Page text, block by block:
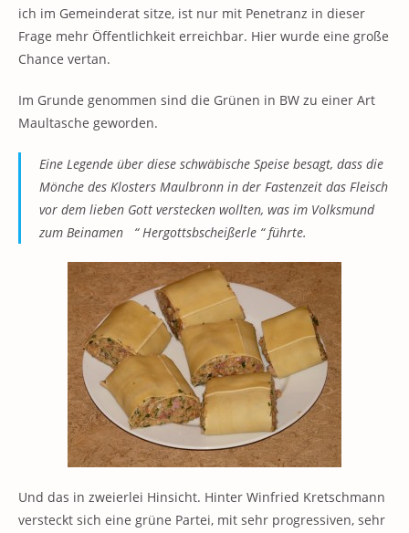
ich im Gemeinderat sitze, ist nur mit Penetranz in dieser
Frage mehr Öffentlichkeit erreichbar. Hier wurde eine große
Chance vertan.
Im Grunde genommen sind die Grünen in BW zu einer Art
Maultasche geworden.
Eine Legende über diese schwäbische Speise besagt, dass die
Mönche des Klosters Maulbronn in der Fastenzeit das Fleisch
vor dem lieben Gott verstecken wollten, was im Volksmund
zum Beinamen “ Hergottsbscheißerle “ führte.
Und das in zweierlei Hinsicht. Hinter Winfried Kretschmann
versteckt sich eine grüne Partei, mit sehr progressiven, sehr